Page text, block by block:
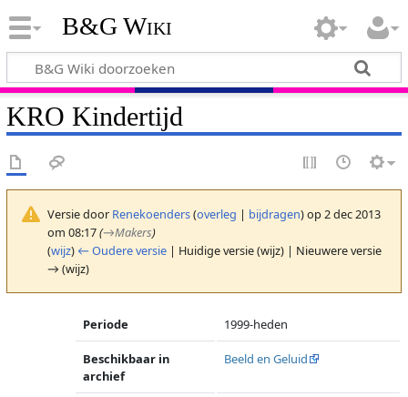
B&G Wiki
KRO Kindertijd
Versie door Renekoenders(overleg | bijdragen)op 2 dec 2013
om 08:17(→Makers)
(wijz) ← Oudere versie| Huidige versie (wijz) | Nieuwere versie
→ (wijz)
Periode 1999-heden
Beschikbaar in
archief
Beeld en Geluid